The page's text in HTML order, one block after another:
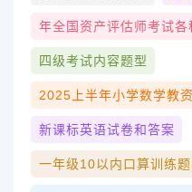
年全国资产评估师考试各
四级考试内容题型
2025上半年小学数学教
新课标英语试卷和答案
一年级10以内口算训练